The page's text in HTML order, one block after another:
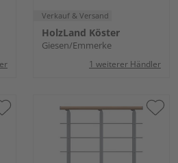
Verkauf & Versand
HolzLand Köster
Giesen/Emmerke
1 weiterer Händler